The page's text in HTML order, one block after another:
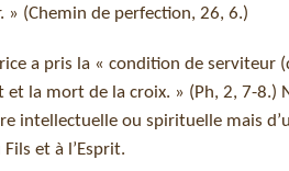
(Chemin de perfection, 26, 6.)
a pris la « condition de serviteur
et la mort de la croix. » (Ph, 2, 7-
intellectuelle ou spirituelle mais
et à l’Esprit.